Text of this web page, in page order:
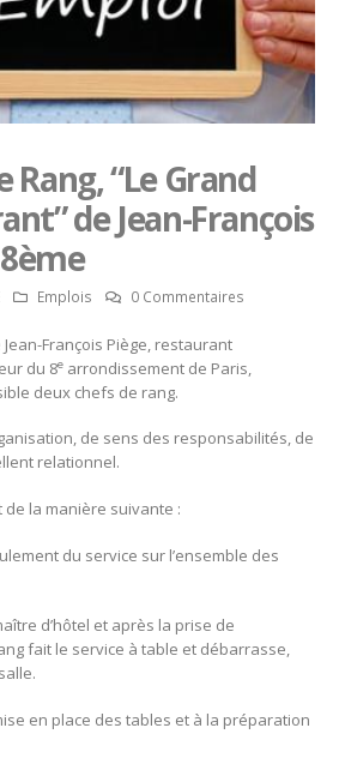
Rang, “Le Grand
de Jean-François
Emplois 0 Commentaires
François Piège, restaurant
du 8e arrondissement de Paris,
deux chefs de rang.
de sens des responsabilités, de
relationnel.
de la manière suivante :
du service sur l’ensemble des
d’hôtel et après la prise de
fait le service à table et débarrasse,
en place des tables et à la préparation